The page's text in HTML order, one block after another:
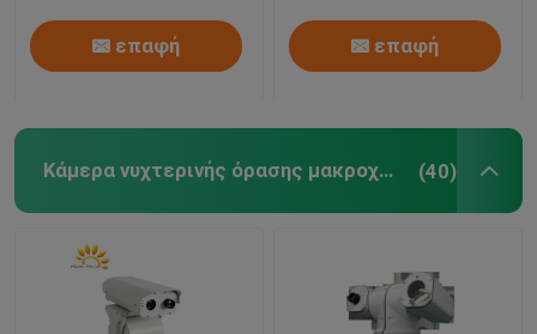
επαφή επαφή
Κάμερα νυχτερινής όρασης μακροχρόνιας σειράς (40)